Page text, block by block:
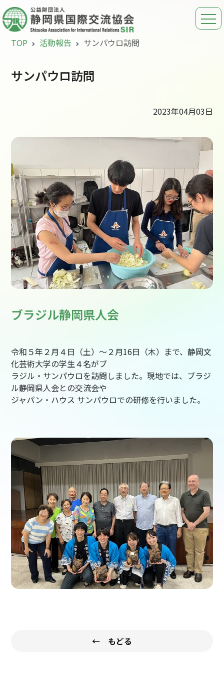
TOP 活動報告 サンパウロ訪問
← もどる
サンパウロ訪問
2023年04月03日
ブラジル静岡県人会
令和５年２月４日（土）～２月16日（木）まで、静岡文
化芸術大学の学生４名がブ
ラジル・サンパウロを訪問しました。現地では、ブラジ
ル静岡県人会との交流会や
ジャパン・ハウス サンパウロでの研修を行いました。